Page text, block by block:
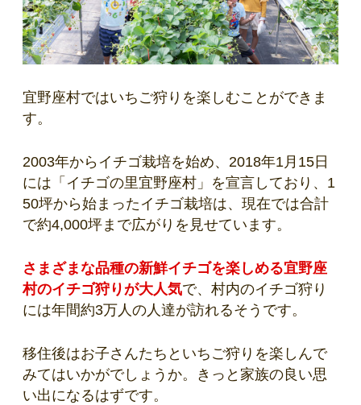
宜野座村ではいちご狩りを楽しむことができま
す。
2003年からイチゴ栽培を始め、2018年1月15日
には「イチゴの里宜野座村」を宣言しており、1
50坪から始まったイチゴ栽培は、現在では合計
で約4,000坪まで広がりを見せています。
さまざまな品種の新鮮イチゴを楽しめる宜野座
村のイチゴ狩りが大人気で、村内のイチゴ狩り
には年間約3万人の人達が訪れるそうです。
移住後はお子さんたちといちご狩りを楽しんで
みてはいかがでしょうか。きっと家族の良い思
い出になるはずです。